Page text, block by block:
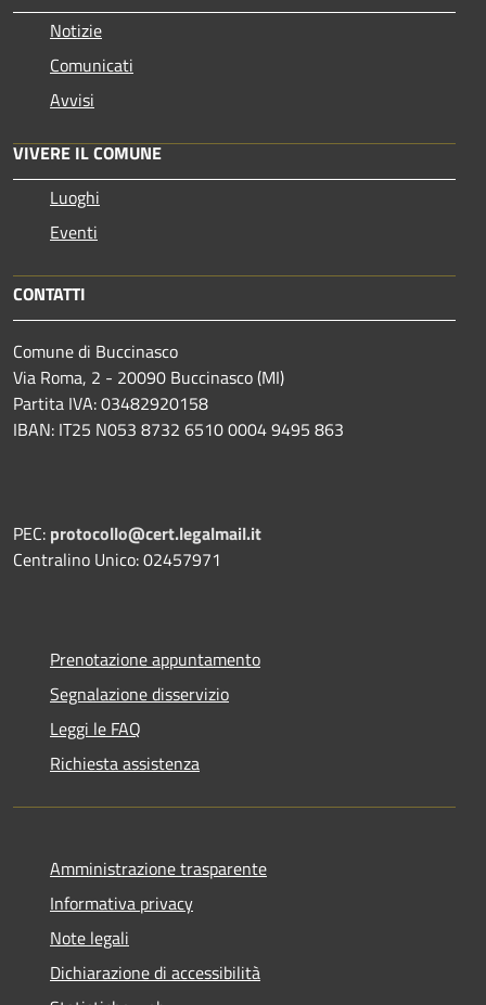
Notizie
Comunicati
Avvisi
VIVERE IL COMUNE
Luoghi
Eventi
CONTATTI
Comune di Buccinasco
Via Roma, 2 - 20090 Buccinasco (MI)
Partita IVA: 03482920158
IBAN: IT25 N053 8732 6510 0004 9495 863
PEC: protocollo@cert.legalmail.it
Centralino Unico: 02457971
Prenotazione appuntamento
Segnalazione disservizio
Leggi le FAQ
Richiesta assistenza
Amministrazione trasparente
Informativa privacy
Note legali
Dichiarazione di accessibilità